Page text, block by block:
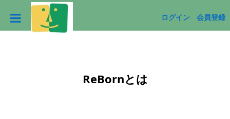
ログイン 会員登録
ReBornとは